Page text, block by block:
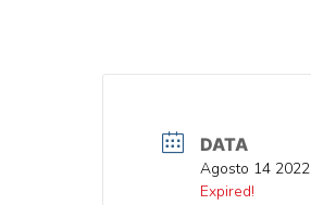
DATA
DATAAgosto 14 2022
DATAExpired!